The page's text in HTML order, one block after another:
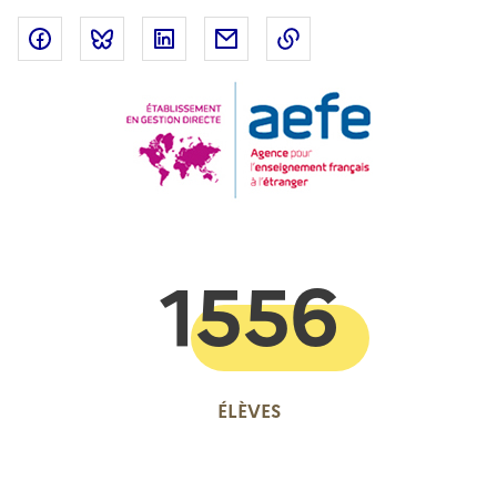
Partager sur Facebook
Partager sur Bluesky
Partager sur LinkedIn
Partager par email
ÉLÈVES
1556